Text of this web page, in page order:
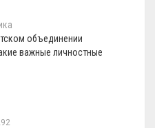
объединении
важные личностные